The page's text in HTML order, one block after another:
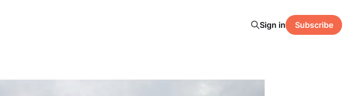
Sign in Subscribe